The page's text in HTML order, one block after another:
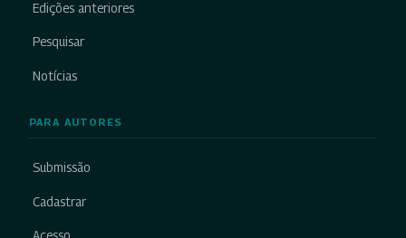
Edições anteriores
Pesquisar
Notícias
PARA AUTORES
Submissão
Cadastrar